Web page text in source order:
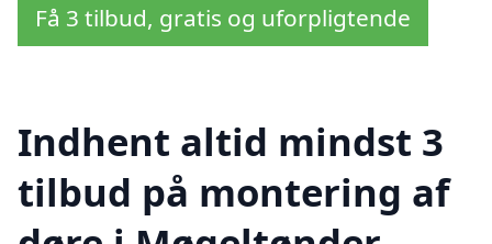
Få 3 tilbud, gratis og uforpligtende
Indhent altid mindst 3
tilbud på montering af